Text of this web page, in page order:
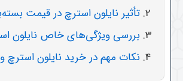
تأثیر نایلون استرچ در قیمت
بررسی ویژگی‌های خاص نایلون
نکات مهم در خرید نایلون استرچ